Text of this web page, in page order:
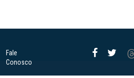
Fale
Conosco